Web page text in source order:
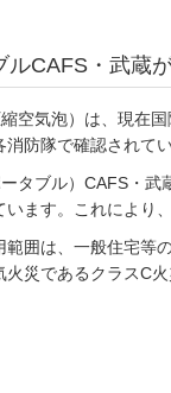
ルCAFS・武蔵
空気泡）は、現在
消防隊で確認されてい
タブル）CAFS・
います。これにより
範囲は、一般住宅等
火災であるクラスC